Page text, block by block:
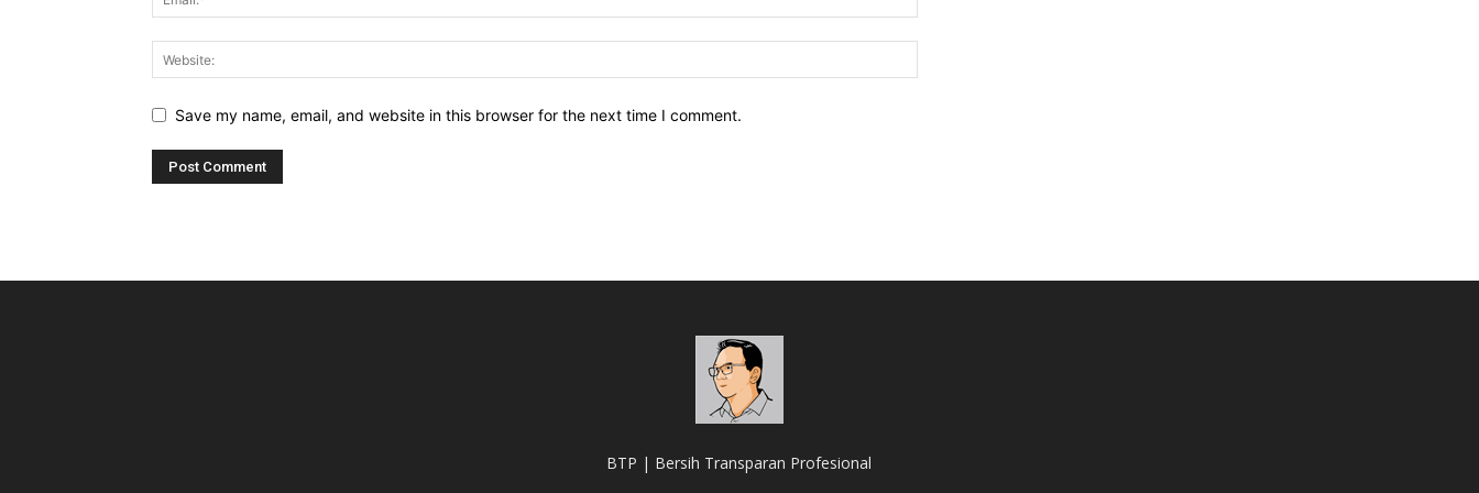
Save my name, email, and website in this browser for the next time I comment.
BTP | Bersih Transparan Profesional